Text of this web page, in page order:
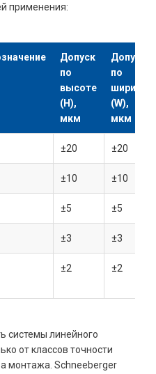
применения:
Допуск
по
высоте
(H),
мкм
Допуск
по
ширине
(W),
мкм
±20 ±20
±10 ±10
±5 ±5
±3 ±3
±2 ±2
системы линейного
от классов точности
монтажа. Schneeberger